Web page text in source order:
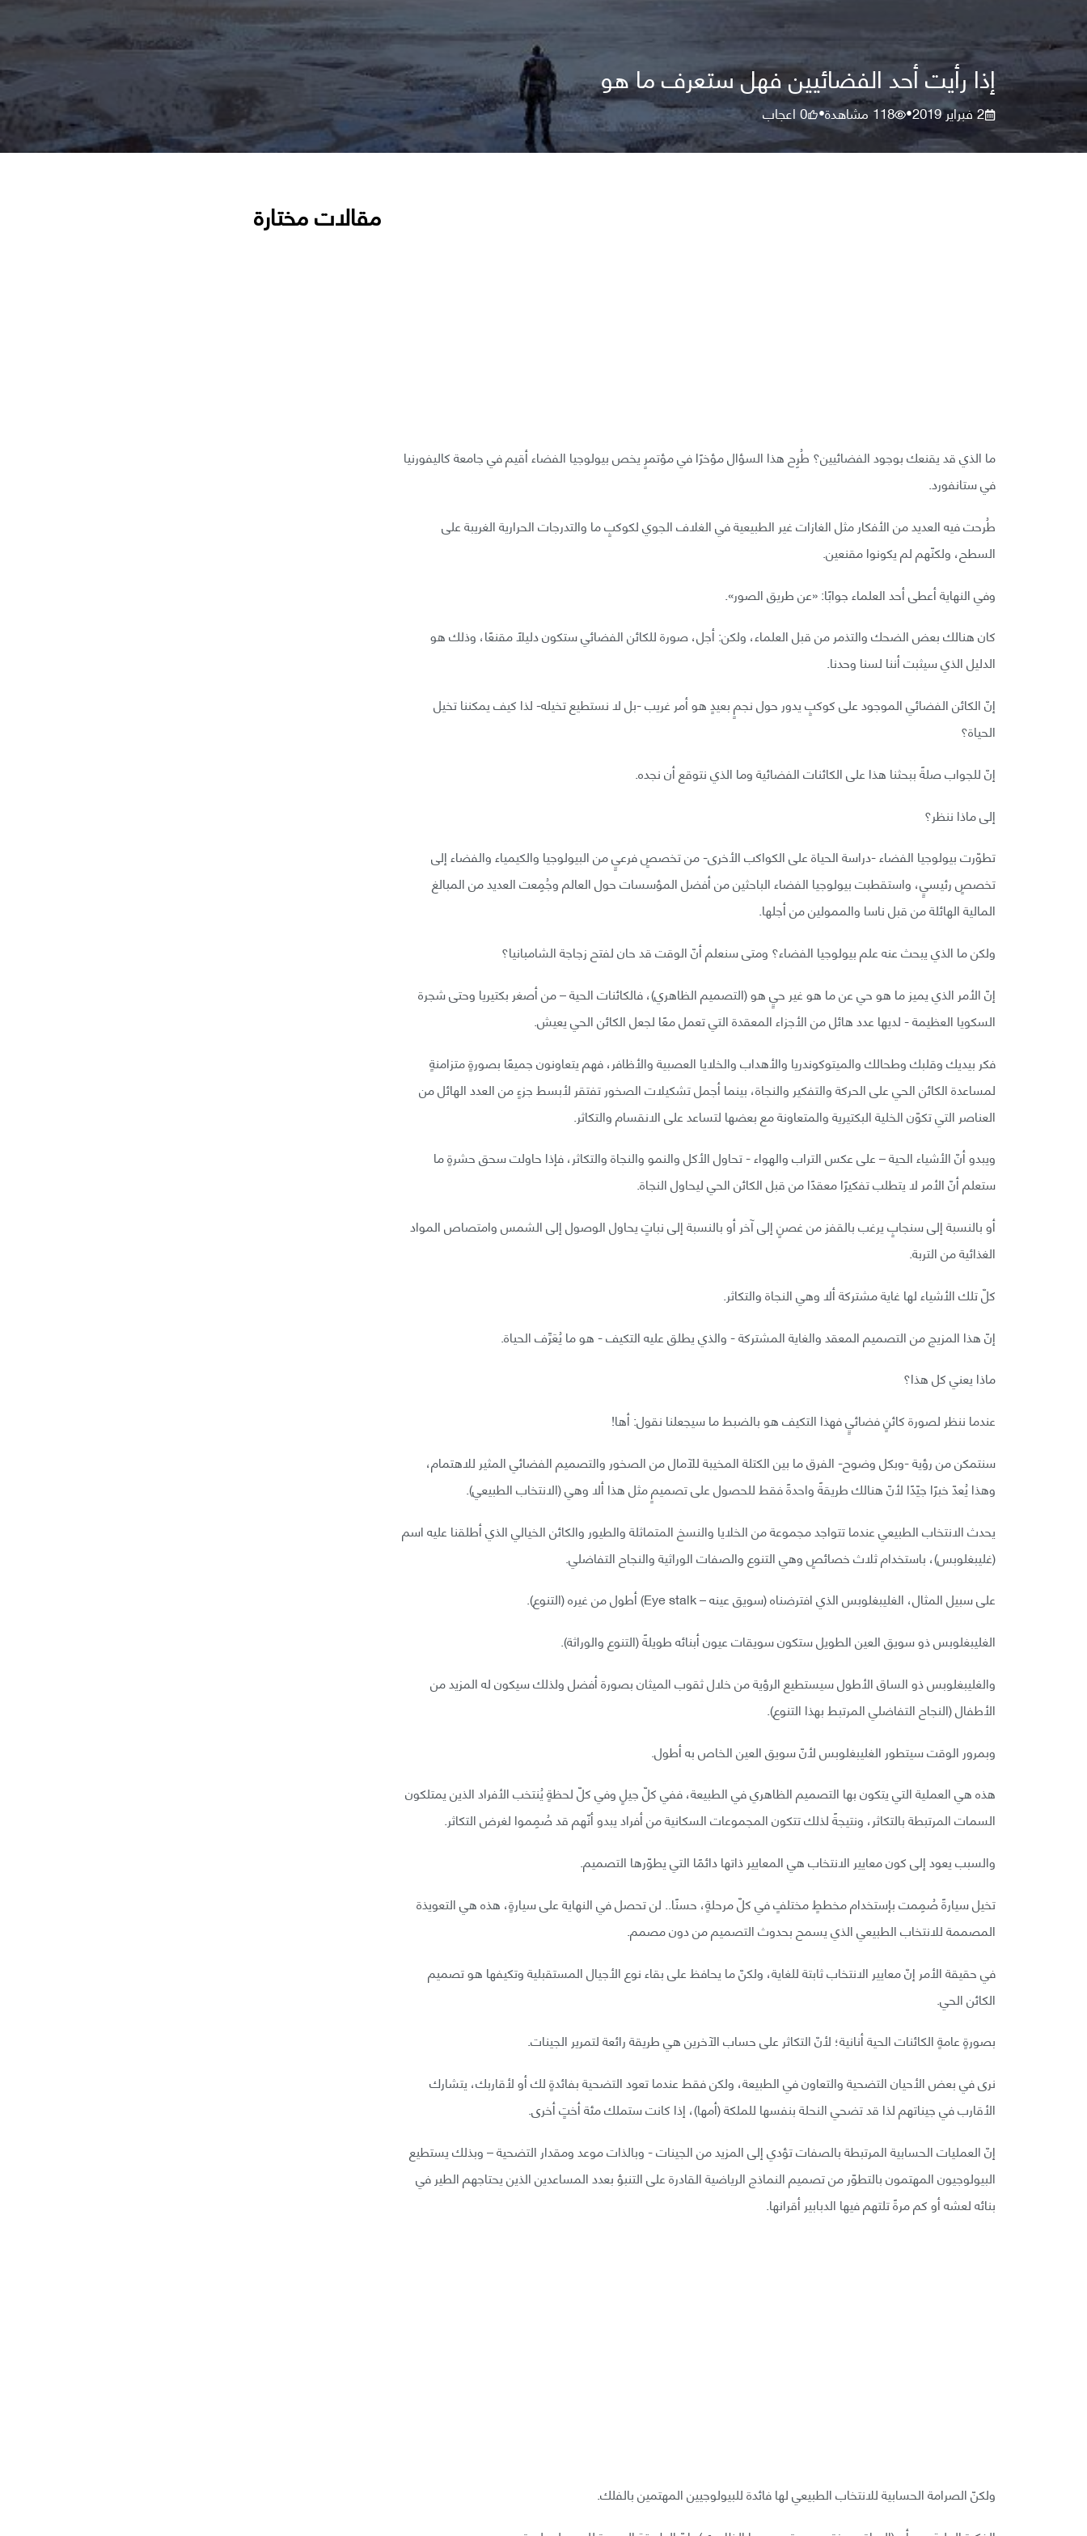
إذا رأيت أحد الفضائيين فهل ستعرف ما هو
2 فبراير 2019 •
118 مشاهدة•
0اعجاب
ما الذي قد يقنعك بوجود الفضائيين؟ طُرِح هذا السؤال مؤخرًا في مؤتمرٍ يخص بيولوجيا الفضاء أقيم في جامعة كاليفورنيا
في ستانفورد.
طُرحت فيه العديد من الأفكار مثل الغازات غير الطبيعية في الغلاف الجوي لكوكبٍ ما والتدرجات الحرارية الغريبة على
السطح، ولكنّهم لم يكونوا مقنعين.
وفي النهاية أعطى أحد العلماء جوابًا: «عن طريق الصور».
كان هنالك بعض الضحك والتذمر من قبل العلماء، ولكن: أجل، صورة للكائن الفضائي ستكون دليلًا مقنعًا، وذلك هو
الدليل الذي سيثبت أننا لسنا وحدنا.
إنّ الكائن الفضائي الموجود على كوكبٍ يدور حول نجمٍ بعيدٍ هو أمر غريب -بل لا نستطيع تخيله- لذا كيف يمكننا تخيل
الحياة؟
إنّ للجواب صلةً ببحثنا هذا على الكائنات الفضائية وما الذي نتوقع أن نجده.
إلى ماذا ننظر؟
تطوّرت بيولوجيا الفضاء -دراسة الحياة على الكواكب الأخرى- من تخصصٍ فرعيٍ من البيولوجيا والكيمياء والفضاء إلى
تخصصٍ رئيسيٍ، واستقطبت بيولوجيا الفضاء الباحثين من أفضل المؤسسات حول العالم وجُمِعت العديد من المبالغ
المالية الهائلة من قبل ناسا والممولين من أجلها.
ولكن ما الذي يبحث عنه علم بيولوجيا الفضاء؟ ومتى سنعلم أنّ الوقت قد حان لفتح زجاجة الشامبانيا؟
إنّ الأمر الذي يميز ما هو حي عن ما هو غير حيٍ هو (التصميم الظاهري)، فالكائنات الحية – من أصغر بكتيريا وحتى شجرة
السكويا العظيمة - لديها عدد هائل من الأجزاء المعقدة التي تعمل معًا لجعل الكائن الحي يعيش.
فكر بيديك وقلبك وطحالك والميتوكوندريا والأهداب والخلايا العصبية والأظافر، فهم يتعاونون جميعًا بصورةٍ متزامنةٍ
لمساعدة الكائن الحي على الحركة والتفكير والنجاة، بينما أجمل تشكيلات الصخور تفتقر لأبسط جزءٍ من العدد الهائل من
العناصر التي تكوّن الخلية البكتيرية والمتعاونة مع بعضها لتساعد على الانقسام والتكاثر.
ويبدو أنّ الأشياء الحية – على عكس التراب والهواء - تحاول الأكل والنمو والنجاة والتكاثر، فإذا حاولت سحق حشرةٍ ما
ستعلم أنّ الأمر لا يتطلب تفكيرًا معقدًا من قبل الكائن الحي ليحاول النجاة.
أو بالنسبة إلى سنجابٍ يرغب بالقفز من غصنٍ إلى آخر أو بالنسبة إلى نباتٍ يحاول الوصول إلى الشمس وامتصاص المواد
الغذائية من التربة.
كلّ تلك الأشياء لها غاية مشتركة ألا وهي النجاة والتكاثر.
إنّ هذا المزيج من التصميم المعقد والغاية المشتركة - والذي يطلق عليه التكيف - هو ما يُعَرِّف الحياة.
ماذا يعني كل هذا؟
عندما ننظر لصورة كائنٍ فضائيٍ فهذا التكيف هو بالضبط ما سيجعلنا نقول: أها!
سنتمكن من رؤية -وبكل وضوح- الفرق ما بين الكتلة المخيبة للآمال من الصخور والتصميم الفضائي المثير للاهتمام،
وهذا يُعدّ خبرًا جيّدًا لأنّ هنالك طريقةً واحدةً فقط للحصول على تصميمٍ مثل هذا ألا وهي (الانتخاب الطبيعي).
يحدث الانتخاب الطبيعي عندما تتواجد مجموعة من الخلايا والنسخ المتماثلة والطيور والكائن الخيالي الذي أطلقنا عليه اسم
(غليبغلوبس)، باستخدام ثلاث خصائصٍ وهي التنوع والصفات الوراثية والنجاح التفاضلي.
على سبيل المثال، الغليبغلوبس الذي افترضناه (سويق عينه – Eye stalk) أطول من غيره (التنوع).
الغليبغلوبس ذو سويق العين الطويل ستكون سويقات عيون أبنائه طويلةً (التنوع والوراثة).
والغليبغلوبس ذو الساق الأطول سيستطيع الرؤية من خلال ثقوب الميثان بصورة أفضل ولذلك سيكون له المزيد من
الأطفال (النجاح التفاضلي المرتبط بهذا التنوع).
وبمرور الوقت سيتطور الغليبغلوبس لأنّ سويق العين الخاص به أطول.
هذه هي العملية التي يتكون بها التصميم الظاهري في الطبيعة، ففي كلّ جيلٍ وفي كلّ لحظةٍ يُنتخب الأفراد الذين يمتلكون
السمات المرتبطة بالتكاثر، ونتيجةً لذلك تتكون المجموعات السكانية من أفراد يبدو أنّهم قد صُمِموا لغرض التكاثر.
والسبب يعود إلى كون معايير الانتخاب هي المعايير ذاتها دائمًا التي يطوّرها التصميم.
تخيل سيارةً صُمِمت بإستخدام مخططٍ مختلفٍ في كلّ مرحلةٍ، حسنًا.. لن تحصل في النهاية على سيارةٍ، هذه هي التعويذة
المصممة للانتخاب الطبيعي الذي يسمح بحدوث التصميم من دون مصمم.
في حقيقة الأمر إنّ معايير الانتخاب ثابتة للغاية، ولكنّ ما يحافظ على بقاء نوع الأجيال المستقبلية وتكيفها هو تصميم
الكائن الحي.
بصورةٍ عامةٍ الكائنات الحية أنانية؛ لأنّ التكاثر على حساب الآخرين هي طريقة رائعة لتمرير الجينات.
نرى في بعض الأحيان التضحية والتعاون في الطبيعة، ولكن فقط عندما تعود التضحية بفائدةٍ لك أو لأقاربك، يتشارك
الأقارب في جيناتهم لذا قد تضحي النحلة بنفسها للملكة (أمها)، إذا كانت ستملك مئة أختٍ أخرى.
إنّ العمليات الحسابية المرتبطة بالصفات تؤدي إلى المزيد من الجينات - وبالذات موعد ومقدار التضحية – وبذلك يستطيع
البيولوجيون المهتمون بالتطوّر من تصميم النماذج الرياضية القادرة على التنبؤ بعدد المساعدين الذين يحتاجهم الطير في
بنائه لعشه أو كم مرةً تلتهم فيها الدبابير أقرانها.
ولكنّ الصرامة الحسابية للانتخاب الطبيعي لها فائدة للبيولوجيين المهتمين بالفلك.
مقالات مختارة